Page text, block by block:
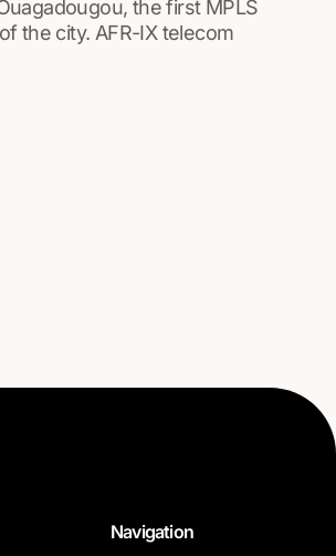
the first MPLS
the city. AFR-IX telecom
Navigation